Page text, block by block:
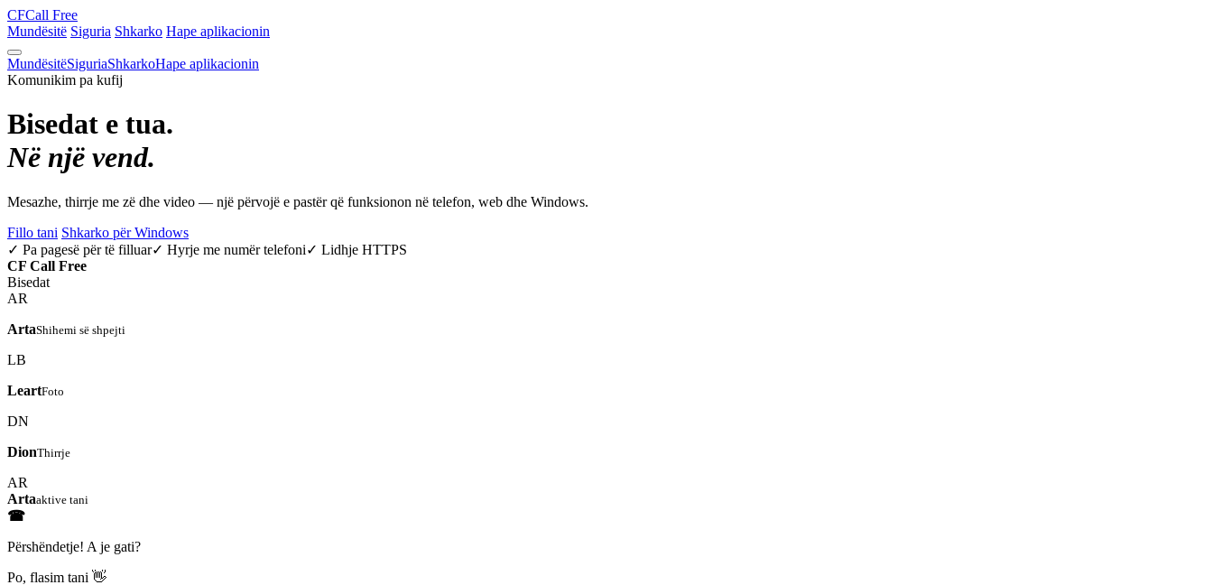
CFCall Free
Mundësitë Siguria Shkarko Hape aplikacionin
MundësitëSiguriaShkarkoHape aplikacionin
Komunikim pa kufij
Bisedat e tua.
Në një vend.
Mesazhe, thirrje me zë dhe video — një përvojë e pastër që funksionon në telefon, web dhe Windows.
Fillo tani Shkarko për Windows
✓ Pa pagesë për të filluar✓ Hyrje me numër telefoni✓ Lidhje HTTPS
CF Call Free
Bisedat
AR
ArtaShihemi së shpejti
LB
LeartFoto
DN
DionThirrje
AR
Artaaktive tani
☎
Përshëndetje! A je gati?
Po, flasim tani 👋